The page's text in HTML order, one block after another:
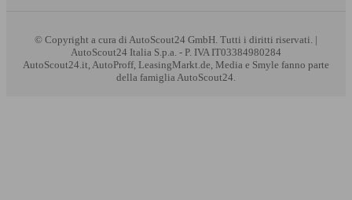
© Copyright a cura di AutoScout24 GmbH. Tutti i diritti riservati. |
AutoScout24 Italia S.p.a. - P. IVA IT03384980284
AutoScout24.it, AutoProff, LeasingMarkt.de, Media e Smyle fanno parte
della famiglia AutoScout24.